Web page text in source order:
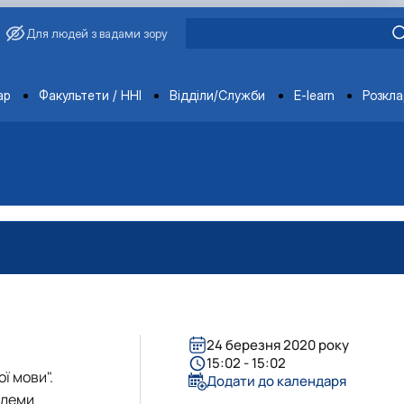
Для людей з вадами зору
Факультети / ННІ Відділи/Служби E-learn
мови".
24 березня 2020 року
15:02 - 15:02
Додати до календаря